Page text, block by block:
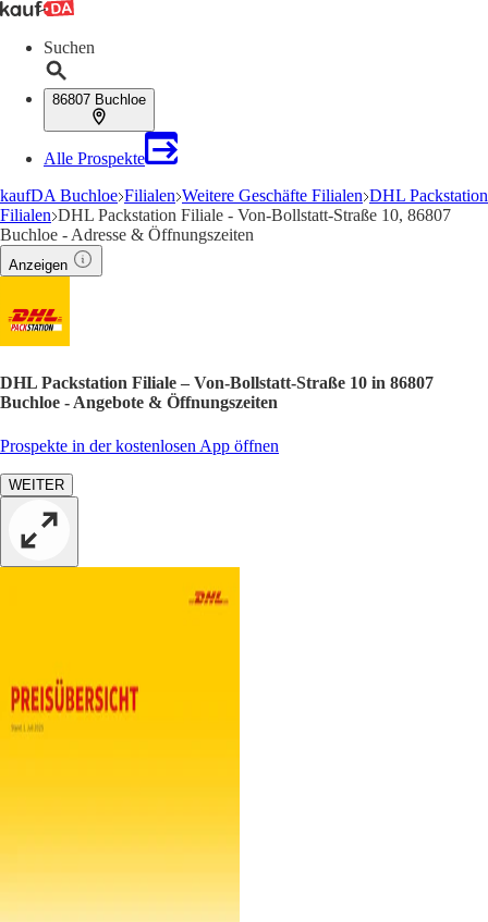
Suchen
86807 Buchloe
Alle Prospekte
kaufDA Buchloe Filialen Weitere Geschäfte Filialen DHL Packstation
Filialen DHL Packstation Filiale - Von-Bollstatt-Straße 10, 86807
Buchloe - Adresse & Öffnungszeiten
Anzeigen
DHL Packstation Filiale – Von-Bollstatt-Straße 10 in 86807
Buchloe - Angebote & Öffnungszeiten
Prospekte in der kostenlosen App öffnen
WEITER